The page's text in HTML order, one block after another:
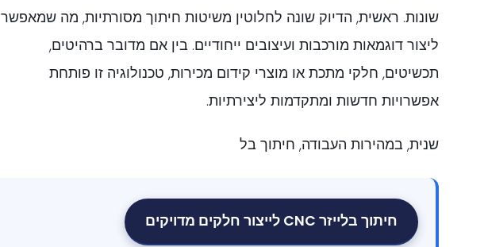
שונות. ראשית, הדיוק שונה לחלוטין משיטות חיתוך מסורתיות, מה שמאפשר
ליצור דוגמאות מורכבות ועיצובים ייחודיים. בין אם מדובר ברהיטים,
תכשיטים, חלקי מתכת או מוצרי קידום מכירות, טכנולוגיה זו פותחת
אפשרויות חדשות ומתקדמות ליצירתיות.
שנית, במהירות העבודה, חיתוך בל
חיתוך בלייזר CNC לייצור חלקים מדויקים